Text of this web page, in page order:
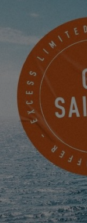
Deseo recibir
ofertas de